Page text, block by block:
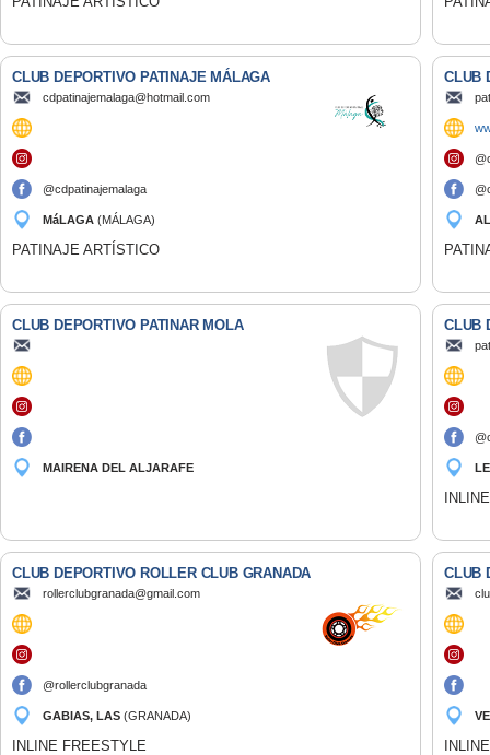
CLUB DEPORTIVO PATINAJE MÁLAGA
cdpatinajemalaga@hotmail.com
@cdpatinajemalaga
MáLAGA (MÁLAGA)
PATINAJE ARTÍSTICO
CLUB
CLUB DEPORTIVO PATINAR MOLA
MAIRENA DEL ALJARAFE
CLUB
CLUB DEPORTIVO ROLLER CLUB GRANADA
rollerclubgranada@gmail.com
@rollerclubgranada
GABIAS, LAS (GRANADA)
INLINE FREESTYLE
CLUB